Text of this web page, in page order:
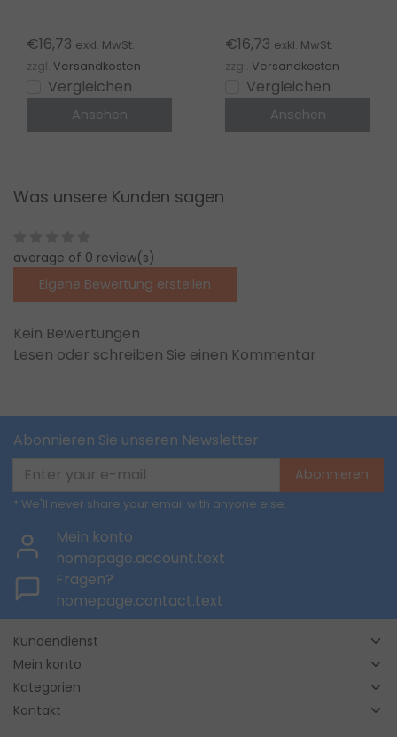
€16,73 exkl. MwSt.
zzgl. Versandkosten
Vergleichen
Ansehen
SPS003
€16,73 exkl. MwSt.
zzgl. Versandkosten
Vergleichen
Ansehen
Was unsere Kunden sagen
average of 0 review(s)
Eigene Bewertung erstellen
Kein Bewertungen
Lesen oder schreiben Sie einen Kommentar
Abonnieren Sie unseren Newsletter
Abonnieren
* We'll never share your email with anyone else.
Mein konto
homepage.account.text
Fragen?
homepage.contact.text
Kundendienst
Mein konto
Kategorien
Kontakt